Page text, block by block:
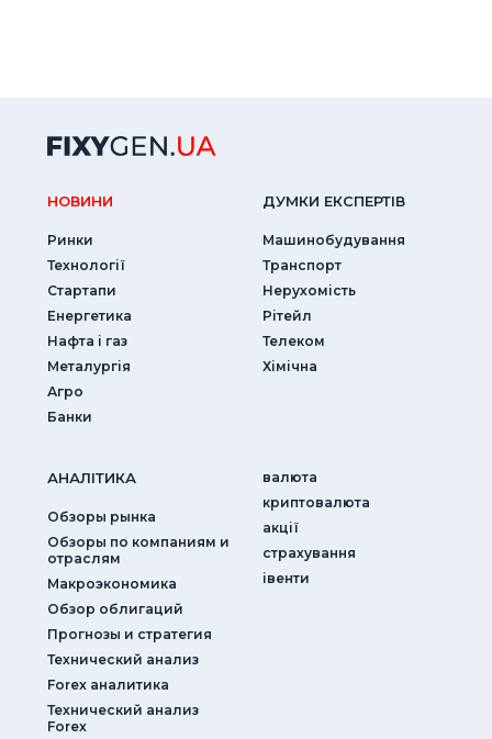
НОВИНИ
Ринки
Технології
Стартапи
Енергетика
Нафта і газ
Металургія
Агро
Банки
ДУМКИ ЕКСПЕРТIВ
Машинобудування
Транспорт
Нерухомість
Рітейл
Телеком
Хімічна
АНАЛIТИКА
Обзоры рынка
Обзоры по компаниям и
отраслям
Макроэкономика
Обзор облигаций
Прогнозы и стратегия
Технический анализ
Forex аналитика
Технический анализ
Forex
валюта
криптовалюта
акції
страхування
iвенти